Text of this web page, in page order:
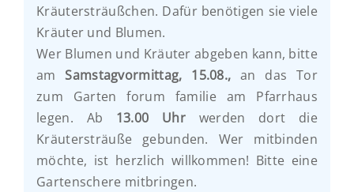
Kräutersträußchen. Dafür benötigen sie viele
Kräuter und Blumen.
Wer Blumen und Kräuter abgeben kann, bitte
amSamstagvormittag, 15.08.,an das Tor
zum Garten forum familie am Pfarrhaus
legen. Ab 13.00 Uhrwerden dort die
Kräutersträuße gebunden. Wer mitbinden
möchte, ist herzlich willkommen! Bitte eine
Gartenschere mitbringen.